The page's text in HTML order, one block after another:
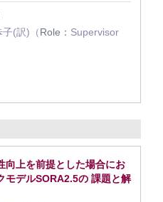
(訳)（Role： Supervisor
向上を前提とした場合にお
モデルSORA2.5の 課題と解